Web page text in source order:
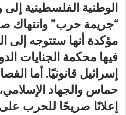
الوطنية الفلسطينية
“جريمة حرب” وانتهاك
مؤكدة أنها ستتوجه إلى
فيها محكمة الجنايات
إسرائيل قانونيًا. أما
حماس والجهاد
إعلانًا صريحًا للحرب